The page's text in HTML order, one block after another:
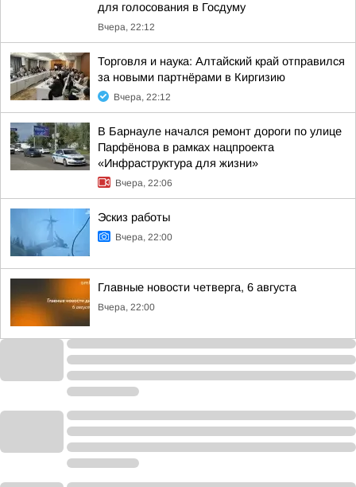
для голосования в Госдуму
Вчера, 22:12
Торговля и наука: Алтайский край отправился
за новыми партнёрами в Киргизию
Вчера, 22:12
В Барнауле начался ремонт дороги по улице
Парфёнова в рамках нацпроекта
«Инфраструктура для жизни»
Вчера, 22:06
Эскиз работы
Вчера, 22:00
Главные новости четверга, 6 августа
Вчера, 22:00